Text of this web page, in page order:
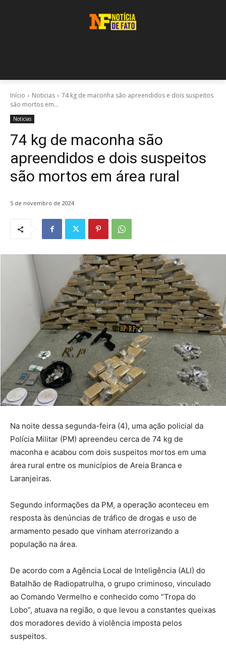
Início Noticias
74 kg de maconha são apreendidos e dois suspeitos
são mortos em...
Noticias
74 kg de maconha são
apreendidos e dois suspeitos
são mortos em área rural
5 de novembro de 2024
Na noite dessa segunda-feira (4), uma ação policial da
Polícia Militar (PM) apreendeu cerca de 74 kg de
maconha e acabou com dois suspeitos mortos em uma
área rural entre os municípios de Areia Branca e
Laranjeiras.
Segundo informações da PM, a operação aconteceu em
resposta às denúncias de tráfico de drogas e uso de
armamento pesado que vinham aterrorizando a
população na área.
De acordo com a Agência Local de Inteligência (ALI) do
Batalhão de Radiopatrulha, o grupo criminoso, vinculado
ao Comando Vermelho e conhecido como “Tropa do
Lobo”, atuava na região, o que levou a constantes queixas
dos moradores devido à violência imposta pelos
suspeitos.